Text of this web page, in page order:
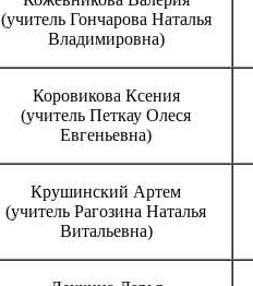
(учитель Гончарова Наталья
Владимировна)
Коровикова Ксения
(учитель Петкау Олеся
Евгеньевна)
Крушинский Артем
(учитель Рагозина Наталья
Витальевна)